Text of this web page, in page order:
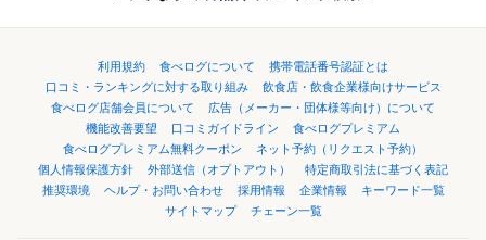
利用規約 食べログについて
携帯電話番号認証とは
口コミ・ランキングに対する取り組み
飲食店・飲食企業様向けサービス
食べログ店舗会員について
広告（メーカー・団体様等向け）について
機能改善要望
口コミガイドライン
食べログプレミアム
食べログプレミアム無料クーポン
ネット予約（リクエスト予約）
個人情報保護方針
外部送信（オプトアウト）
特定商取引法に基づく表記
推奨環境
ヘルプ・お問い合わせ 採用情報 企業情報
キーワード一覧
サイトマップ
チェーン一覧